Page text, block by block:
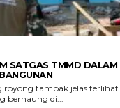
SATGAS TMMD DALAM
tampak jelas terlihat
bernaung di...